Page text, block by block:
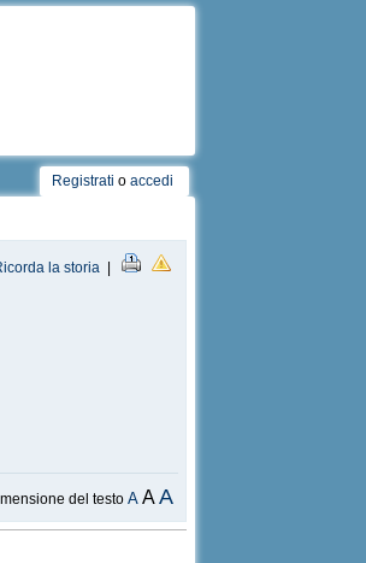
Registrati o accedi
la storia |
del testoA AA